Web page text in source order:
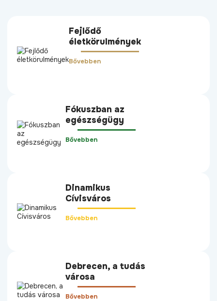
Fejlődő
életkörulmények
Bővebben
Fókuszban az
egészségügy
Bővebben
Dinamikus
Cívisváros
Bővebben
Debrecen, a tudás
városa
Bővebben